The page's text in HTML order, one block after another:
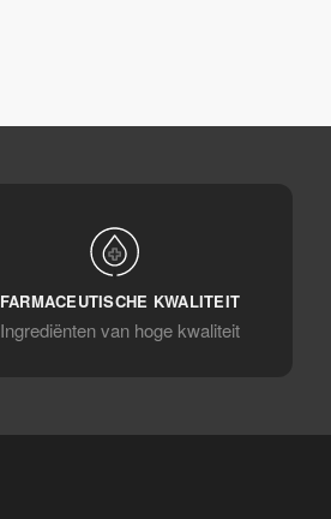
FARMACEUTISCHE KWALITEIT
Ingrediënten van hoge kwaliteit